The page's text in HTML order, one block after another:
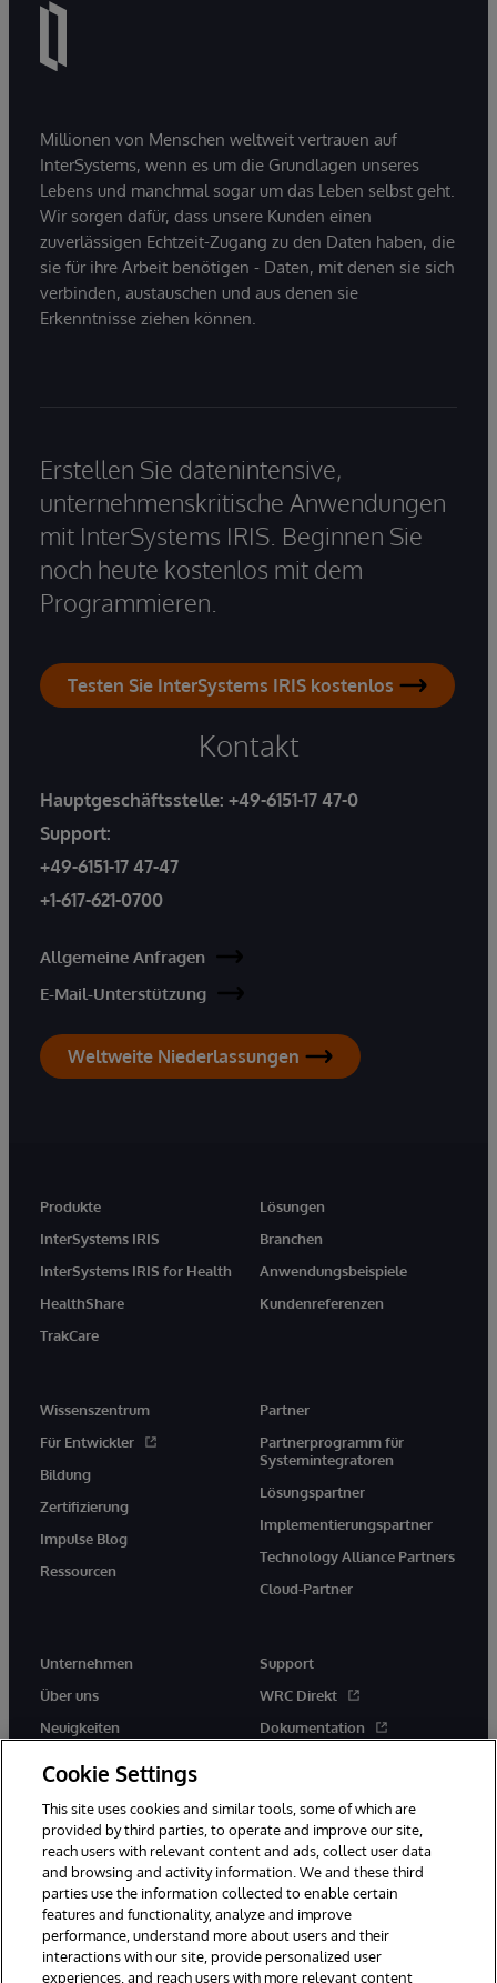
Millionen von Menschen weltweit vertrauen auf
InterSystems, wenn es um die Grundlagen unseres
Lebens und manchmal sogar um das Leben selbst geht.
Wir sorgen dafür, dass unsere Kunden einen
zuverlässigen Echtzeit-Zugang zu den Daten haben, die
sie für ihre Arbeit benötigen - Daten, mit denen sie sich
verbinden, austauschen und aus denen sie
Erkenntnisse ziehen können.
Erstellen Sie datenintensive,
unternehmenskritische Anwendungen
mit InterSystems IRIS. Beginnen Sie
noch heute kostenlos mit dem
Programmieren.
Testen Sie InterSystems IRIS kostenlos
Kontakt
Hauptgeschäftsstelle: +49-6151-17 47-0
Support:
+49-6151-17 47-47
+1-617-621-0700
Allgemeine Anfragen
E-Mail-Unterstützung
Weltweite Niederlassungen
Produkte
InterSystems IRIS
InterSystems IRIS for Health
HealthShare
TrakCare
Lösungen
Branchen
Anwendungsbeispiele
Kundenreferenzen
Wissenszentrum
Für Entwickler
Bildung
Zertifizierung
Impulse Blog
Ressourcen
Partner
Partnerprogramm für
Systemintegratoren
Lösungspartner
Implementierungspartner
Technology Alliance Partners
Cloud-Partner
Unternehmen
Über uns
Neuigkeiten
Support
WRC Direkt
Dokumentation
© 1996-2026 InterSystems Corporation, Boston, MA. Alle Rechte
vorbehalten.
Cookie Settings
This site uses cookies and similar tools, some of which are
provided by third parties, to operate and improve our site,
reach users with relevant content and ads, collect user data
and browsing and activity information. We and these third
parties use the information collected to enable certain
features and functionality, analyze and improve
performance, understand more about users and their
interactions with our site, provide personalized user
experiences, and reach users with more relevant content